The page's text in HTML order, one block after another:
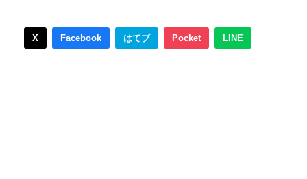
X Facebook はてブ Pocket LINE